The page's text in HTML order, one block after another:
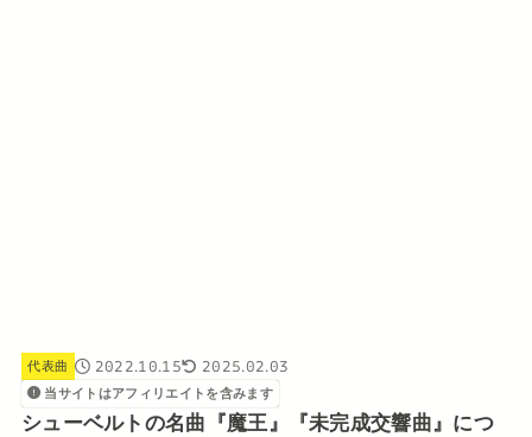
代表曲 2022.10.15 2025.02.03
当サイトはアフィリエイトを含みます
シューベルトの名曲『魔王』『未完成交響曲』につ